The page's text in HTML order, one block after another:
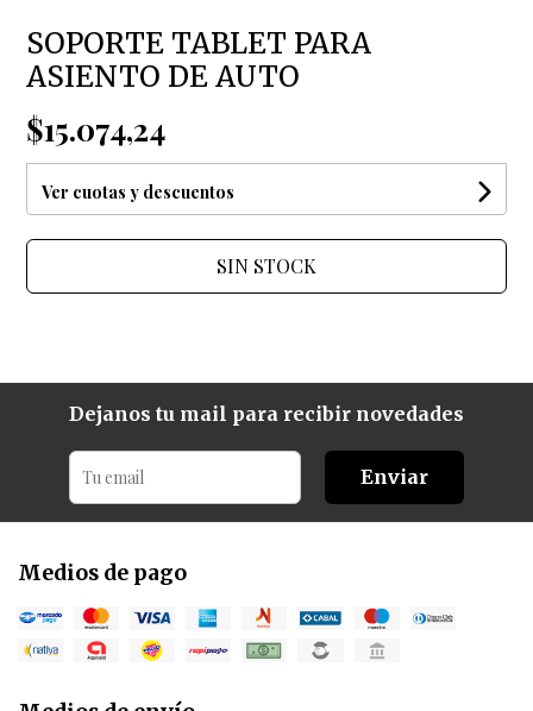
SOPORTE TABLET PARA
ASIENTO DE AUTO
$15.074,24
Ver cuotas y descuentos
SIN STOCK
Dejanos tu mail para recibir novedades
Enviar
Medios de pago